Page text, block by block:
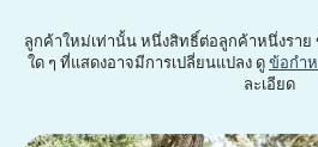
ลูกค้าใหม่เท่านั้น หนึ่งสิทธิ์ต่อลูกค้าหนึ่งราย
ใด ๆ ที่แสดงอาจมีการเปลี่ยนแปลง ดู ข้อกำห
ละเอียด